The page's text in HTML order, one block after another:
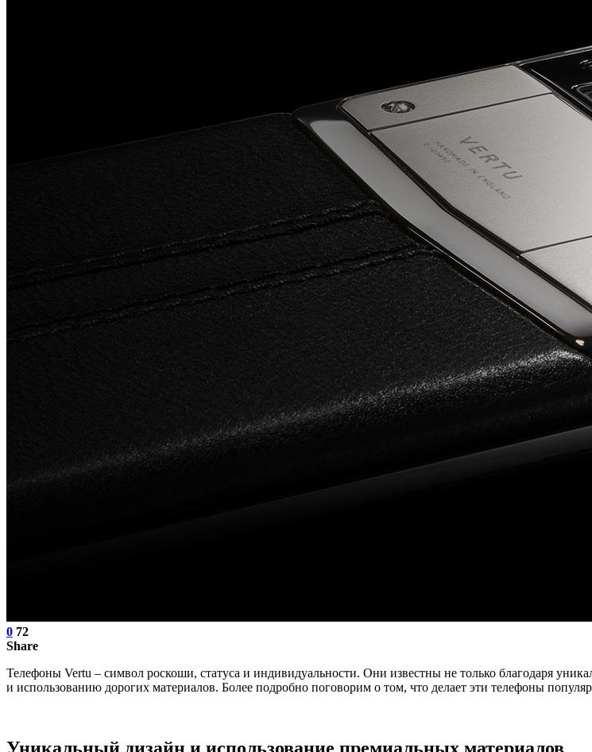
0 72
Share
Телефоны Vertu – символ роскоши, статуса и индивидуальности. Они известны не только благодаря
и использованию дорогих материалов. Более подробно поговорим о том, что делает эти телефоны
Уникальный дизайн и использование премиальных материалов